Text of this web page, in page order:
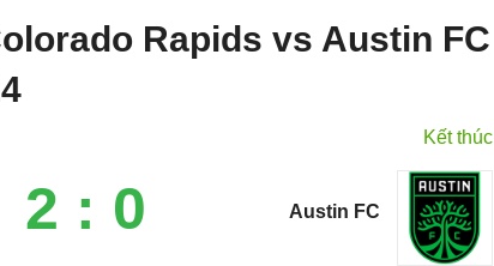
Rapids vs Austin FC
Kết thúc
2 : 0 Austin FC